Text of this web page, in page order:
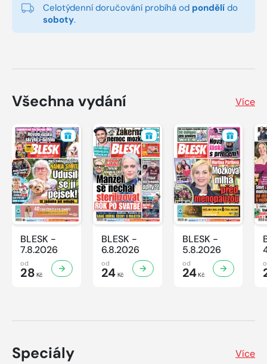
Celotýdenní doručování probíhá od pondělí do
soboty.
Všechna vydání Více
BLESK -
7.8.2026
od
28 Kč
BLESK -
6.8.2026
od
24Kč
BLESK -
5.8.2026
od
24Kč
Speciály Více